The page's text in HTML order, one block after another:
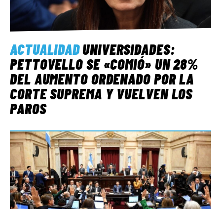
ACTUALIDADUNIVERSIDADES:
PETTOVELLO SE «COMIÓ» UN 28%
DEL AUMENTO ORDENADO POR LA
CORTE SUPREMA Y VUELVEN LOS
PAROS